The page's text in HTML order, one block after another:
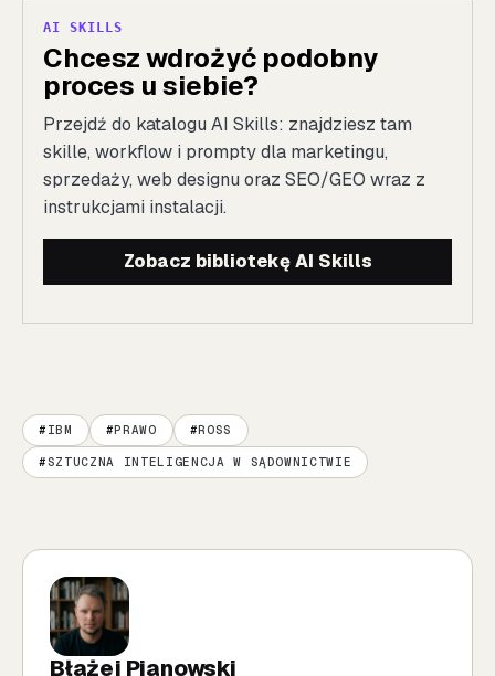
AI SKILLS
Chcesz wdrożyć podobny
proces u siebie?
Przejdź do katalogu AI Skills: znajdziesz tam
skille, workflow i prompty dla marketingu,
sprzedaży, web designu oraz SEO/GEO wraz z
instrukcjami instalacji.
Zobacz bibliotekę AI Skills
IBM PRAWO ROSS
SZTUCZNA INTELIGENCJA W SĄDOWNICTWIE
Błażej Pianowski